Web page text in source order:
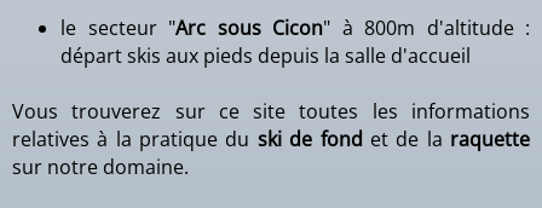
le secteur "Arc sous Cicon" à 800m d'altitude :
départ skis aux pieds depuis la salle d'accueil
Vous trouverez sur ce site toutes les informations
relatives à la pratique du ski de fond et de la raquette
sur notre domaine.